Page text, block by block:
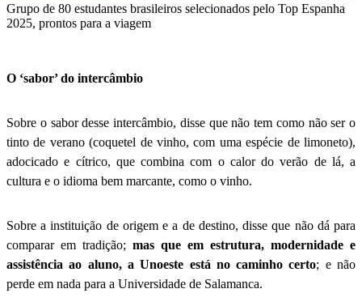
Grupo de 80 estudantes brasileiros selecionados pelo Top Espanha
2025, prontos para a viagem
O ‘sabor’ do intercâmbio
Sobre o sabor desse intercâmbio, disse que não tem como não ser o
tinto de verano (coquetel de vinho, com uma espécie de limoneto),
adocicado e cítrico, que combina com o calor do verão de lá, a
cultura e o idioma bem marcante, como o vinho.
Sobre a instituição de origem e a de destino, disse que não dá para
comparar em tradição; mas que em estrutura, modernidade e
assistência ao aluno, a Unoeste está no caminho certo; e não
perde em nada para a Universidade de Salamanca.